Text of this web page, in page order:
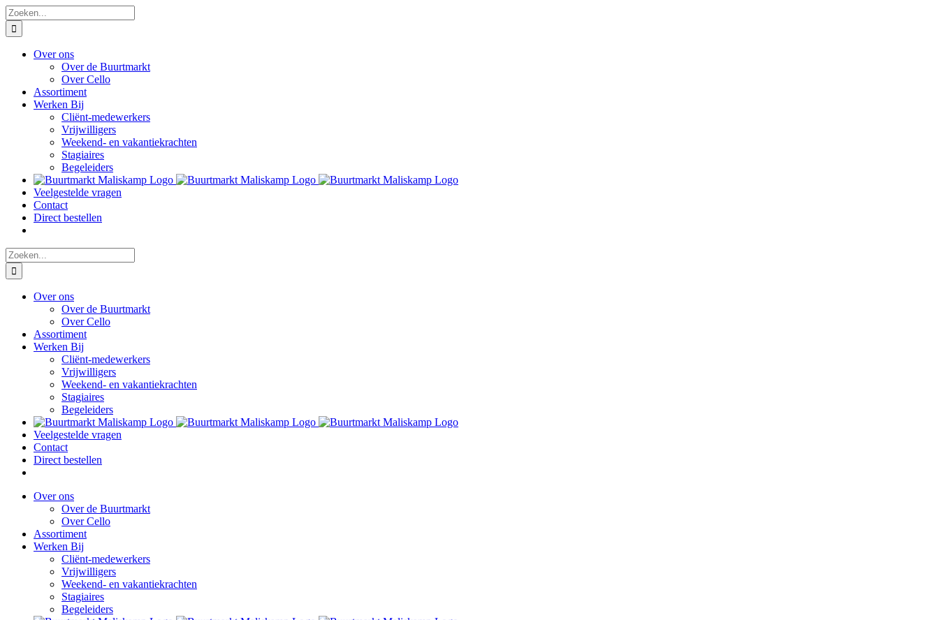
Ga
naar
inhoud
Zoeken
naar:
Over ons
Over de Buurtmarkt
Over Cello
Assortiment
Werken Bij
Cliënt-medewerkers
Vrijwilligers
Weekend- en vakantiekrachten
Stagiaires
Begeleiders
Veelgestelde vragen
Contact
Direct bestellen
Zoeken
naar:
Over ons
Over de Buurtmarkt
Over Cello
Assortiment
Werken Bij
Cliënt-medewerkers
Vrijwilligers
Weekend- en vakantiekrachten
Stagiaires
Begeleiders
Veelgestelde vragen
Contact
Direct bestellen
Over ons
Over de Buurtmarkt
Over Cello
Assortiment
Werken Bij
Cliënt-medewerkers
Vrijwilligers
Weekend- en vakantiekrachten
Stagiaires
Begeleiders